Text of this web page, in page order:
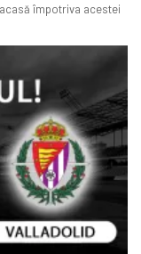
împotriva acestei